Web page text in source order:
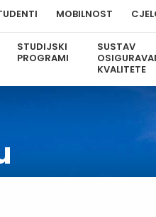
MOBILNOST
STUDIJSKI
PROGRAMI
SUSTAV
KVALITETE